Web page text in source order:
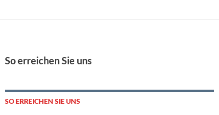
So erreichen Sie uns
SO ERREICHEN SIE UNS